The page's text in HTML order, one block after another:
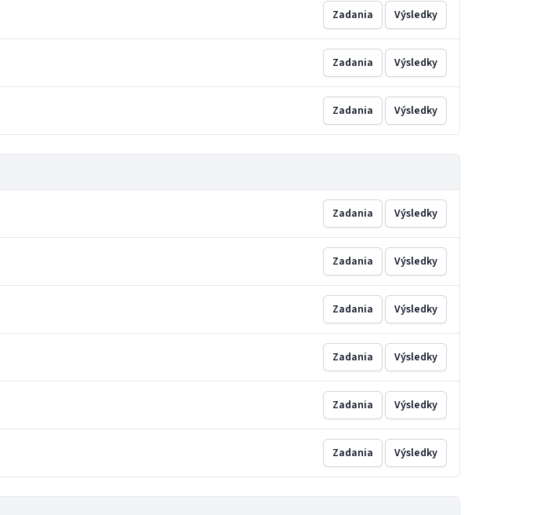
Zadania Výsledky
Zadania Výsledky
Zadania Výsledky
Zadania Výsledky
Zadania Výsledky
Zadania Výsledky
Zadania Výsledky
Zadania Výsledky
Zadania Výsledky